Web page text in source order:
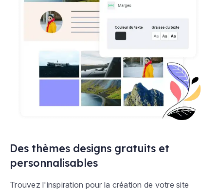
Des thèmes designs gratuits et
personnalisables
Trouvez l'inspiration pour la création de votre site